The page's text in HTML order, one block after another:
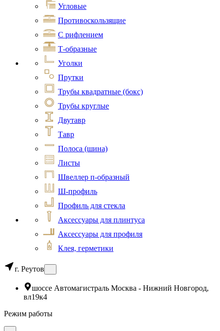
Угловые
Противоскользящие
С рифлением
Т-образные
Уголки
Прутки
Трубы квадратные (бокс)
Трубы круглые
Двутавр
Тавр
Полоса (шина)
Листы
Швеллер п-образный
Ш-профиль
Профиль для стекла
Аксессуары для плинтуса
Аксессуары для профиля
Клея, герметики
г. Реутов
шоссе Автомагистраль Москва - Нижний Новгород,
вл19к4
Режим работы